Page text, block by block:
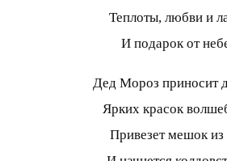
Теплоты, любви и
И подарок от
Дед Мороз приносит
Ярких красок
Привезет мешок из